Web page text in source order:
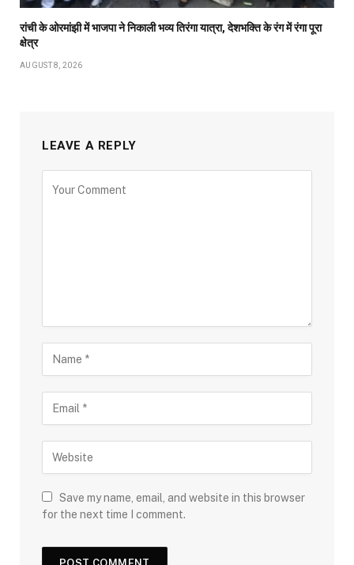
रांची के ओरमांझी में भाजपा ने निकाली भव्य तिरंगा यात्रा, देशभक्ति के रंग में रंगा पूरा
क्षेत्र
AUGUST 8, 2026
LEAVE A REPLY
Save my name, email, and website in this browser
for the next time I comment.